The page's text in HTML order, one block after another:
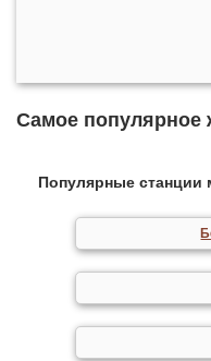
Самое популярное
Популярные станции